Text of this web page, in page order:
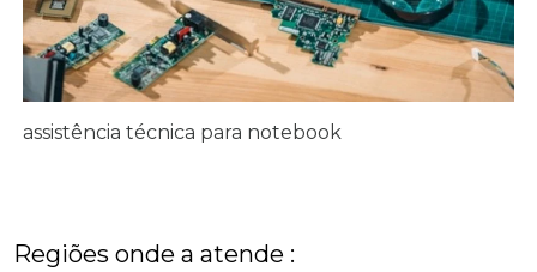
assistência técnica para notebook
Regiões onde a atende :